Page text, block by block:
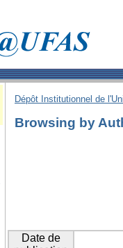
Dépôt Institutionnel de
Browsing by
Date de